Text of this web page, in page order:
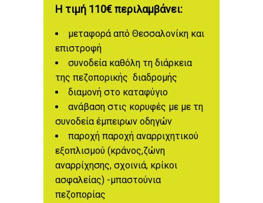
Η τιμή 110€ περιλαμβάνει:
μεταφορά από Θεσσαλονίκη και
επιστροφή
συνοδεία καθόλη τη διάρκεια
της πεζοπορικής διαδρομής
διαμονή στο καταφύγιο
ανάβαση στις κορυφές με με τη
συνοδεία έμπειρων οδηγών
παροχή παροχή αναρριχητικού
εξοπλισμού (κράνος,ζώνη
αναρρίχησης, σχοινιά, κρίκοι
ασφαλείας) -μπαστούνια
πεζοπορίας